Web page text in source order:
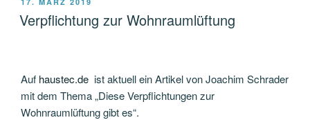
AM
Verpflichtung zur Wohnraumlüftung
Auf haustec.de ist aktuell ein Artikel von Joachim Schrader
mit dem Thema „Diese Verpflichtungen zur
Wohnraumlüftung gibt es“.